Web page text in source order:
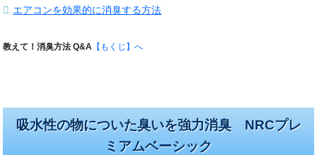
エアコンを効果的に消臭する方法
教えて！消臭方法 Q&A 【もくじ】へ
吸水性の物についた臭いを強力消臭 NRCプレ
ミアムベーシック